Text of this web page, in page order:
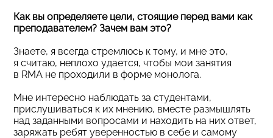
Как вы определяете цели, стоящие перед вами как
преподавателем? Зачем вам это?
Знаете, я всегда стремлюсь к тому, и мне это,
я считаю, неплохо удается, чтобы мои занятия
в RMA не проходили в форме монолога.
Мне интересно наблюдать за студентами,
прислушиваться к их мнению, вместе размышлять
над заданными вопросами и находить на них ответ,
заряжать ребят уверенностью в себе и самому